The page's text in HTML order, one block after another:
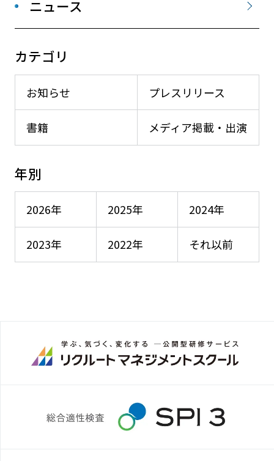
ニュース
カテゴリ
お知らせ プレスリリース
メディア掲載・出演
書籍
年別
2026年 2025年 2024年
2023年 2022年 それ以前